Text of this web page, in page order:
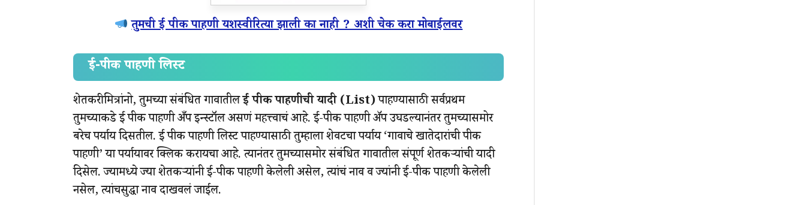
तुमची ई पीक पाहणी यशस्वीरित्या झाली का नाही ? अशी चेक करा मोबाईलवर
ई-पीक पाहणी लिस्ट
शेतकरी मित्रांनो, तुमच्या संबंधित गावातीलई पीक पाहणीची यादी (List)पाहण्यासाठी सर्वप्रथम
तुमच्याकडे ई पीक पाहणी अँप इन्स्टॉल असणं महत्त्वाचं आहे. ई-पीक पाहणी ॲप उघडल्यानंतर तुमच्यासमोर
बरेच पर्याय दिसतील. ई पीक पाहणी लिस्ट पाहण्यासाठी तुम्हाला शेवटचा पर्याय ‘गावाचे खातेदारांची पीक
पाहणी’ या पर्यायावर क्लिक करायचा आहे. त्यानंतर तुमच्यासमोर संबंधित गावातील संपूर्ण शेतकऱ्यांची यादी
दिसेल. ज्यामध्ये ज्या शेतकऱ्यांनी ई-पीक पाहणी केलेली असेल, त्यांचं नाव व ज्यांनी ई-पीक पाहणी केलेली
नसेल, त्यांचसुद्धा नाव दाखवलं जाईल.